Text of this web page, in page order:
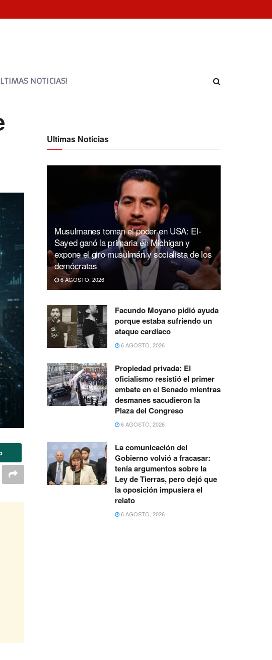
NOTICIAS!
Ultimas Noticias
Musulmanes toman el poder en USA: El-
Sayed ganó la primaria en Michigan y
expone el giro musulmán y socialista de los
demócratas
6 AGOSTO, 2026
Facundo Moyano pidió ayuda
porque estaba sufriendo un
ataque cardíaco
6 AGOSTO, 2026
Propiedad privada: El
oficialismo resistió el primer
embate en el Senado mientras
desmanes sacudieron la
Plaza del Congreso
6 AGOSTO, 2026
La comunicación del
Gobierno volvió a fracasar:
tenía argumentos sobre la
Ley de Tierras, pero dejó que
la oposición impusiera el
relato
6 AGOSTO, 2026